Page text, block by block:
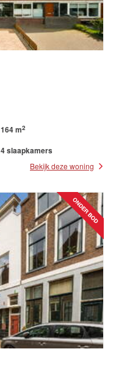
164 m2
4 slaapkamers
Bekijk deze woning